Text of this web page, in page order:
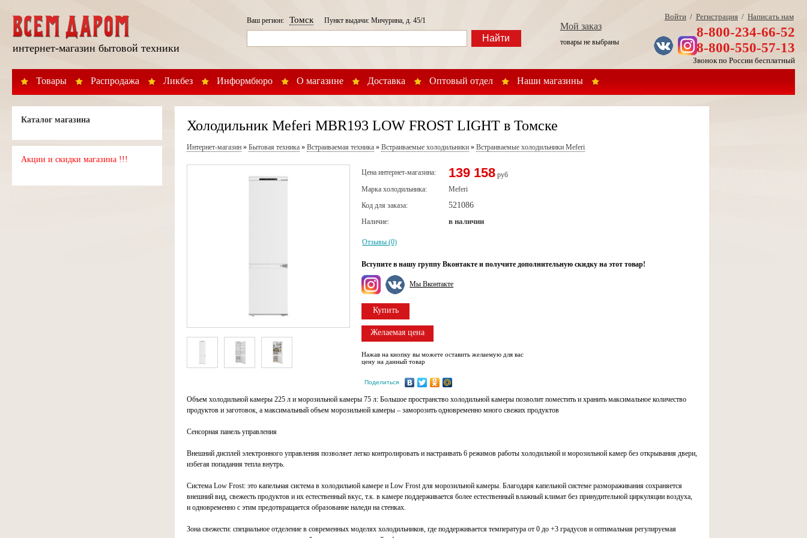
интернет-магазин бытовой техники
Товары Распродажа Ликбез Информбюро О магазине Доставка Оптовый отдел Наши магазины
Ваш регион:ТомскПункт выдачи: Мичурина, д. 45/1
Найти
Мой заказ
товары не выбраны
Войти/ Регистрация/ Написать нам
8-800-234-66-52
8-800-550-57-13
Звонок по России бесплатный
Каталог магазина
Акции и скидки магазина !!!
Холодильник Meferi MBR193 LOW FROST LIGHT в Томске
Интернет-магазин »Бытовая техника »Встраиваемая техника »Встраиваемые холодильники »Встраиваемые холодильники Meferi
Цена интернет-магазина: 139 158 руб
Марка холодильника:
Meferi
Код для заказа:
521086
Наличие: в наличии
Отзывы (0)
Вступите в нашу группу Вконтакте и получите дополнительную скидку на этот товар!
Мы Вконтакте
Купить
Желаемая цена
Нажав на кнопку вы можете оставить желаемую для вас
цену на данный товар
Поделиться
Объем холодильной камеры 225 л и морозильной камеры 75 л: Большое пространство холодильной камеры позволит поместить и хранить максимальное количество
продуктов и заготовок, а максимальный объем морозильной камеры – заморозить одновременно много свежих продуктов
Сенсорная панель управления
Внешний дисплей электронного управления позволяет легко контролировать и настраивать 6 режимов работы холодильной и морозильной камер без открывания двери,
избегая попадания тепла внутрь.
Система Low Frost: это капельная система в холодильной камере и Low Frost для морозильной камеры. Благодаря капельной системе размораживания сохраняется
внешний вид, свежесть продуктов и их естественный вкус, т.к. в камере поддерживается более естественный влажный климат без принудительной циркуляции воздуха,
и одновременно с этим предотвращается образование наледи на стенках.
Зона свежести: специальное отделение в современных моделях холодильников, где поддерживается температура от 0 до +3 градусов и оптимальная регулируемая